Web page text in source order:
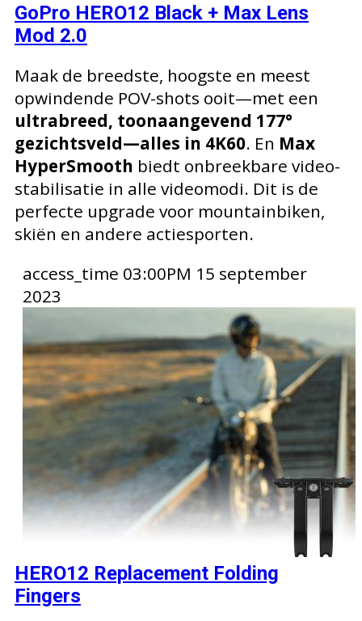
GoPro HERO12 Black + Max Lens
Mod 2.0
Maak de breedste, hoogste en meest
opwindende POV-shots ooit—met een
ultrabreed, toonaangevend 177°
gezichtsveld—alles in 4K60. En Max
HyperSmooth biedt onbreekbare video-
stabilisatie in alle videomodi. Dit is de
perfecte upgrade voor mountainbiken,
skiën en andere actiesporten.
access_time 03:00PM 15 september
2023
HERO12 Replacement Folding
Fingers